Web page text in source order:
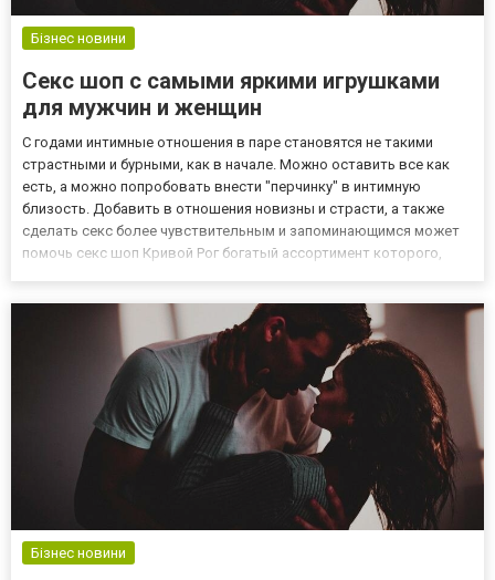
Бізнес новини
Секс шоп с самыми яркими игрушками
для мужчин и женщин
С годами интимные отношения в паре становятся не такими
страстными и бурными, как в начале. Можно оставить все как
есть, а можно попробовать внести "перчинку" в интимную
близость. Добавить в отношения новизны и страсти, а также
сделать секс более чувствительным и запоминающимся может
помочь секс шоп Кривой Рог богатый ассортимент которого,
Бізнес новини